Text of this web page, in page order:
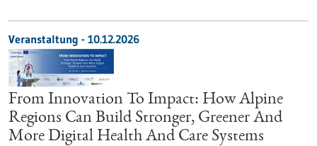
Veranstaltung - 10.12.2026
From Innovation To Impact: How Alpine
Regions Can Build Stronger, Greener And
More Digital Health And Care Systems